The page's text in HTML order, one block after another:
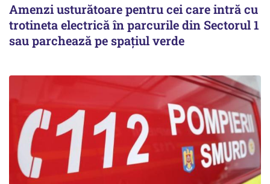
Amenzi usturătoare pentru cei care intră cu
trotineta electrică în parcurile din Sectorul 1
sau parchează pe spațiul verde